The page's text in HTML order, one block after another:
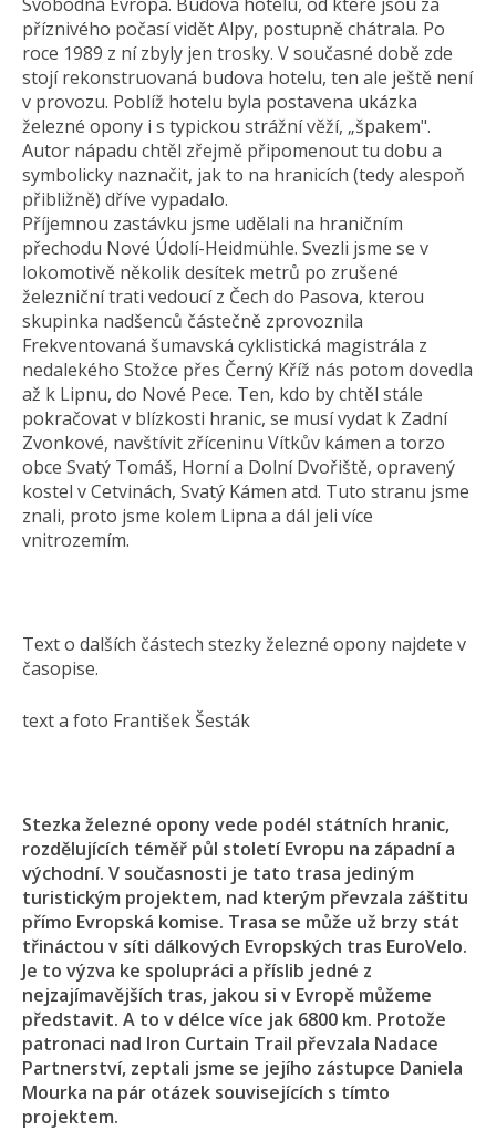
příznivého počasí vidět Alpy, postupně chátrala. Po
roce 1989 z ní zbyly jen trosky. V současné době zde
stojí rekonstruovaná budova hotelu, ten ale ještě není
v provozu. Poblíž hotelu byla postavena ukázka
železné opony i s typickou strážní věží, „špakem".
Autor nápadu chtěl zřejmě připomenout tu dobu a
symbolicky naznačit, jak to na hranicích (tedy alespoň
přibližně) dříve vypadalo.
Příjemnou zastávku jsme udělali na hraničním
přechodu Nové Údolí-Heidmühle. Svezli jsme se v
lokomotivě několik desítek metrů po zrušené
železniční trati vedoucí z Čech do Pasova, kterou
skupinka nadšenců částečně zprovoznila
Frekventovaná šumavská cyklistická magistrála z
nedalekého Stožce přes Černý Kříž nás potom dovedla
až k Lipnu, do Nové Pece. Ten, kdo by chtěl stále
pokračovat v blízkosti hranic, se musí vydat k Zadní
Zvonkové, navštívit zříceninu Vítkův kámen a torzo
obce Svatý Tomáš, Horní a Dolní Dvořiště, opravený
kostel v Cetvinách, Svatý Kámen atd. Tuto stranu jsme
znali, proto jsme kolem Lipna a dál jeli více
vnitrozemím.
Text o dalších částech stezky železné opony najdete v
časopise.
text a foto František Šesták
Stezka železné opony vede podél státních hranic,
rozdělujících téměř půl století Evropu na západní a
východní. V současnosti je tato trasa jediným
turistickým projektem, nad kterým převzala záštitu
přímo Evropská komise. Trasa se může už brzy stát
třináctou v síti dálkových Evropských tras EuroVelo.
Je to výzva ke spolupráci a příslib jedné z
nejzajímavějších tras, jakou si v Evropě můžeme
představit. A to v délce více jak 6800 km. Protože
patronaci nad Iron Curtain Trail převzala Nadace
Partnerství, zeptali jsme se jejího zástupce Daniela
Mourka na pár otázek souvisejících s tímto
projektem.